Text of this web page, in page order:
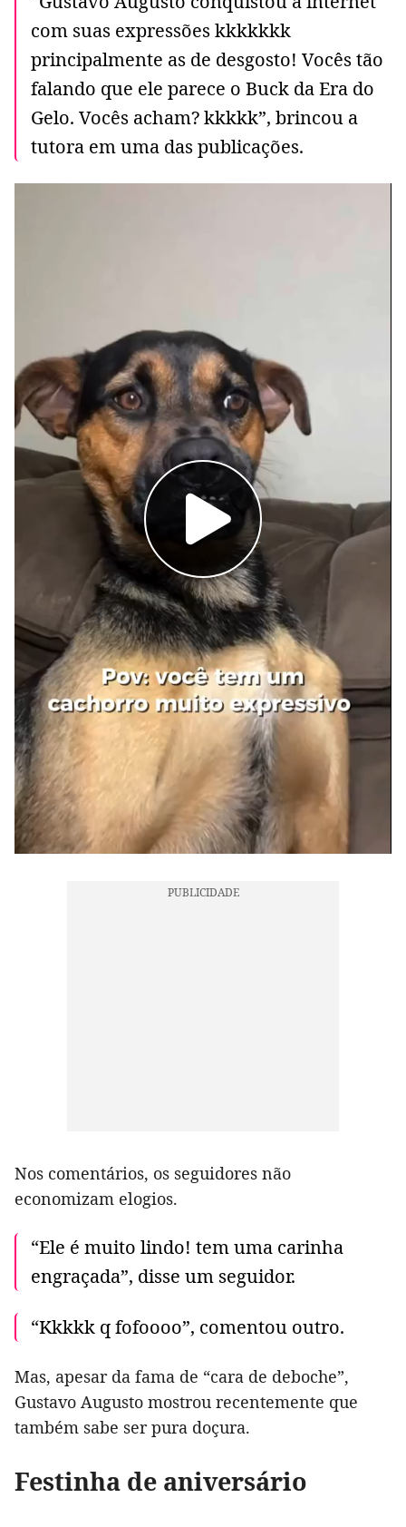
com suas expressões kkkkkkk
principalmente as de desgosto! Vocês tão
falando que ele parece o Buck da Era do
Gelo. Vocês acham? kkkkk”, brincou a
tutora em uma das publicações.
Nos comentários, os seguidores não
economizam elogios.
“Ele é muito lindo! tem uma carinha
engraçada”, disse um seguidor.
“Kkkkk q fofoooo”, comentou outro.
Mas, apesar da fama de “cara de deboche”,
Gustavo Augusto mostrou recentemente que
também sabe ser pura doçura.
Festinha de aniversário